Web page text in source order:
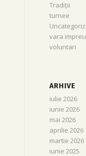
Tradiții
turnee
vara
voluntari
ARHIVE
iulie 2026
iunie 2026
mai 2026
aprilie 2026
martie 2026
iunie 2025